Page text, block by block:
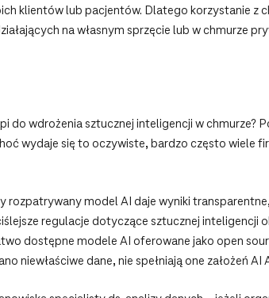
klientów lub pacjentów. Dlatego korzystanie z
na własnym sprzęcie lub w chmurze
do wdrożenia sztucznej inteligencji w chmurze?
wydaje się to oczywiste, bardzo często wiele
rozpatrywany model AI daje wyniki
regulacje dotyczące sztucznej inteligencji
dostępne modele AI oferowane jako open
niewłaściwe dane, nie spełniają one założeń